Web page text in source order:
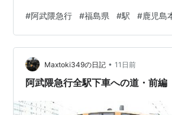
不動堂の案内が。がん除不動尊は徒歩
西口に出ました。これまた掘割の出入
ありません。 駅前は、下柏原の集落に
だかジリジリ暑いです。 西口の目の前
した。 その柿は実がなってはいたもの
#阿武隈急行 #福島県 #駅 #鹿児島
Maxtoki349の日記 • 11日前
阿武隈急行全駅下車への道・前編